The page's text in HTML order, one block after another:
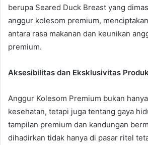
berupa Seared Duck Breast yang
anggur kolesom premium,
antara rasa makanan dan keunikan
premium.
Aksesibilitas dan Eksklusivitas Produk
Anggur Kolesom Premium bukan
kesehatan, tetapi juga tentang gaya
tampilan premium dan kandungan
dihadirkan tidak hanya di pasar ritel